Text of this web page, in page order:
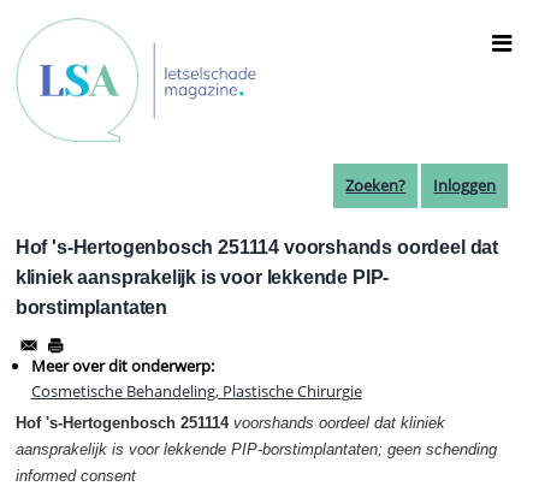
naar
de
inhoud
gaan
Zoeken? Inloggen
Hof 's-Hertogenbosch 251114 voorshands oordeel dat
kliniek aansprakelijk is voor lekkende PIP-
borstimplantaten
Meer over dit onderwerp:
Cosmetische Behandeling, Plastische Chirurgie
Hof 's-Hertogenbosch 251114 voorshands oordeel dat kliniek
aansprakelijk is voor lekkende PIP-borstimplantaten; geen schending
informed consent